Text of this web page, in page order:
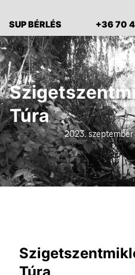
SUP BÉRLÉS +36 70
Túra
2023. szeptember